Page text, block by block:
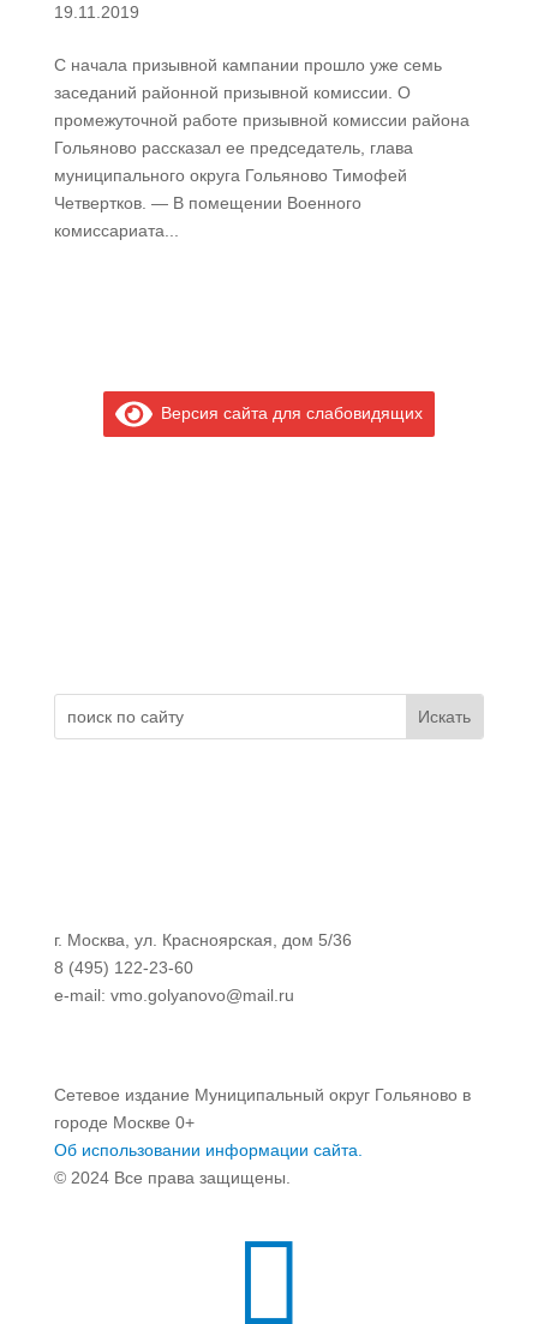
19.11.2019
С начала призывной кампании прошло уже семь
заседаний районной призывной комиссии. О
промежуточной работе призывной комиссии района
Гольяново рассказал ее председатель, глава
муниципального округа Гольяново Тимофей
Четвертков. — В помещении Военного
комиссариата...
Версия сайта для слабовидящих
г. Москва, ул. Красноярская, дом 5/36
8 (495) 122-23-60
e-mail: vmo.golyanovo@mail.ru
Сетевое издание Муниципальный округ Гольяново в
городе Москве 0+
Об использовании информации сайта.
© 2024 Все права защищены.
